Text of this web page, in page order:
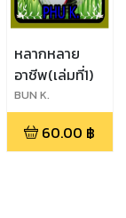
หลากหลาย
อาชีพ(เล่มที่1)
ิBUN K.
60.00 ฿